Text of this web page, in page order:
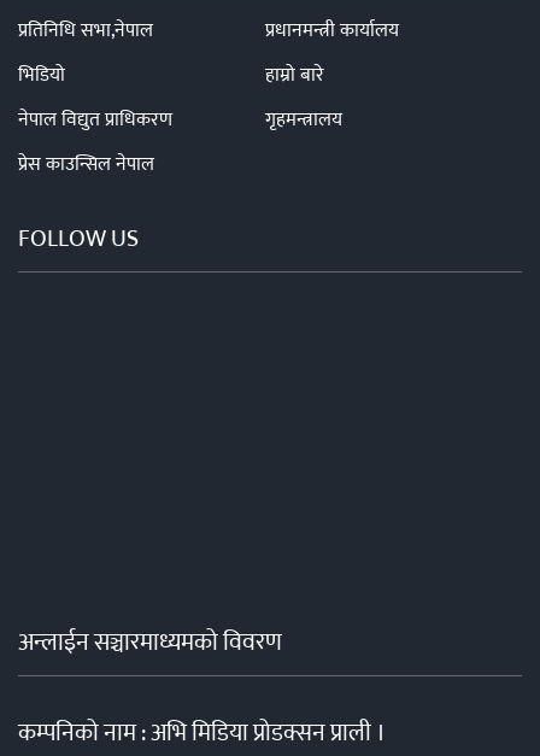
प्रतिनिधि सभा,नेपाल
प्रधानमन्त्री कार्यालय
भिडियो
हाम्रो बारे
नेपाल विद्युत प्राधिकरण
गृहमन्त्रालय
प्रेस काउन्सिल नेपाल
FOLLOW US
अन्लाईन सञ्चारमाध्यमको विवरण
कम्पनिको नाम : अभि मिडिया प्रोडक्सन प्राली ।